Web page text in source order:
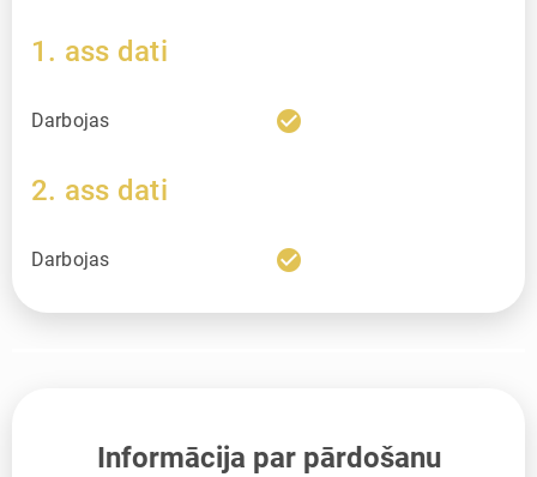
1. ass dati
Darbojas check_circle
2. ass dati
Darbojas check_circle
Informācija par pārdošanu